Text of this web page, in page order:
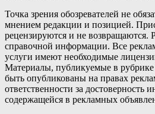
Точка зрения обозревателей не
мнением редакции и позицией.
рецензируются и не возвращаются.
справочной информации. Все
услуги имеют необходимые
Материалы, публикуемые в
быть опубликованы на правах
ответственности за достоверность
содержащейся в рекламных